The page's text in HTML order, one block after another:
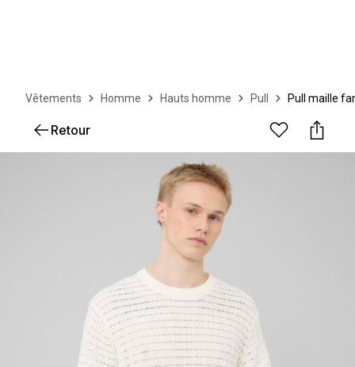
Vêtements Homme Hauts homme Pull Pull maille
Retour